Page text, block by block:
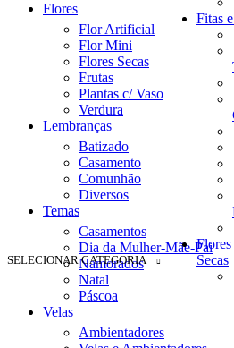
SELECIONAR CATEGORIA
Fitas
Secas
Flores
Flor Artificial
Flor Mini
Flores Secas
Frutas
Plantas c/ Vaso
Verdura
Lembranças
Batizado
Casamento
Comunhão
Diversos
Temas
Casamentos
Dia da Mulher-Mãe-Pai
Namorados
Natal
Páscoa
Velas
Ambientadores